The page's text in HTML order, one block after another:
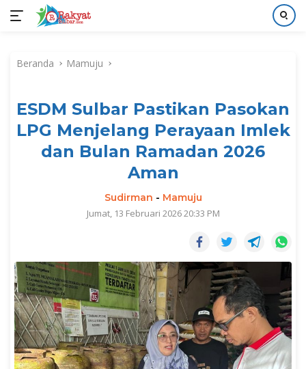
kontenBeranda Mamuju
ESDM Sulbar Pastikan Pasokan
LPG Menjelang Perayaan Imlek
dan Bulan Ramadan 2026
Aman
Sudirman - Mamuju
Jumat, 13 Februari 2026 20:33 PM